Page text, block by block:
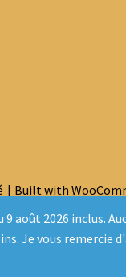
9 août 2026 inclus.
Je vous
Built with